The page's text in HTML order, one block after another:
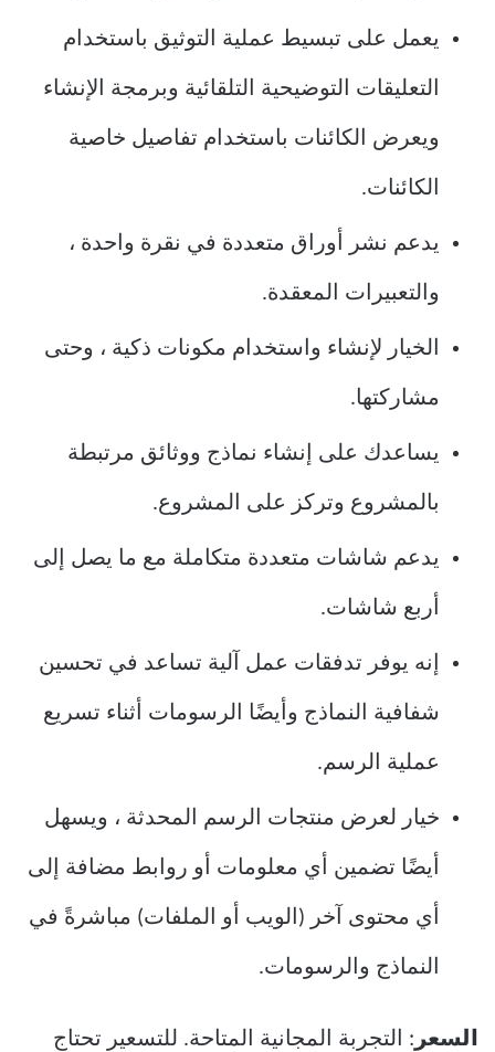
يعمل على تبسيط عملية التوثيق باستخدام
التعليقات التوضيحية التلقائية وبرمجة الإنشاء
ويعرض الكائنات باستخدام تفاصيل خاصية
الكائنات.
يدعم نشر أوراق متعددة في نقرة واحدة ،
والتعبيرات المعقدة.
الخيار لإنشاء واستخدام مكونات ذكية ، وحتى
مشاركتها.
يساعدك على إنشاء نماذج ووثائق مرتبطة
بالمشروع وتركز على المشروع.
يدعم شاشات متعددة متكاملة مع ما يصل إلى
أربع شاشات.
إنه يوفر تدفقات عمل آلية تساعد في تحسين
شفافية النماذج وأيضًا الرسومات أثناء تسريع
عملية الرسم.
خيار لعرض منتجات الرسم المحدثة ، ويسهل
أيضًا تضمين أي معلومات أو روابط مضافة إلى
أي محتوى آخر (الويب أو الملفات) مباشرةً في
النماذج والرسومات.
السعر : التجربة المجانية المتاحة. للتسعير تحتاج